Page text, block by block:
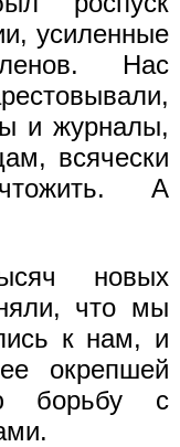
усиленные
Нас
и журналы,
всячески
А
новых
что мы
к нам, и
окрепшей
борьбу с